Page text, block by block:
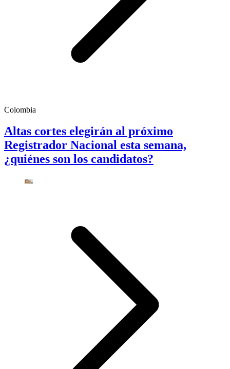
Colombia
Altas cortes elegirán al próximo
Registrador Nacional esta semana,
¿quiénes son los candidatos?